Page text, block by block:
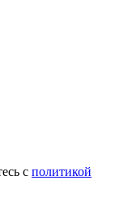
с политикой